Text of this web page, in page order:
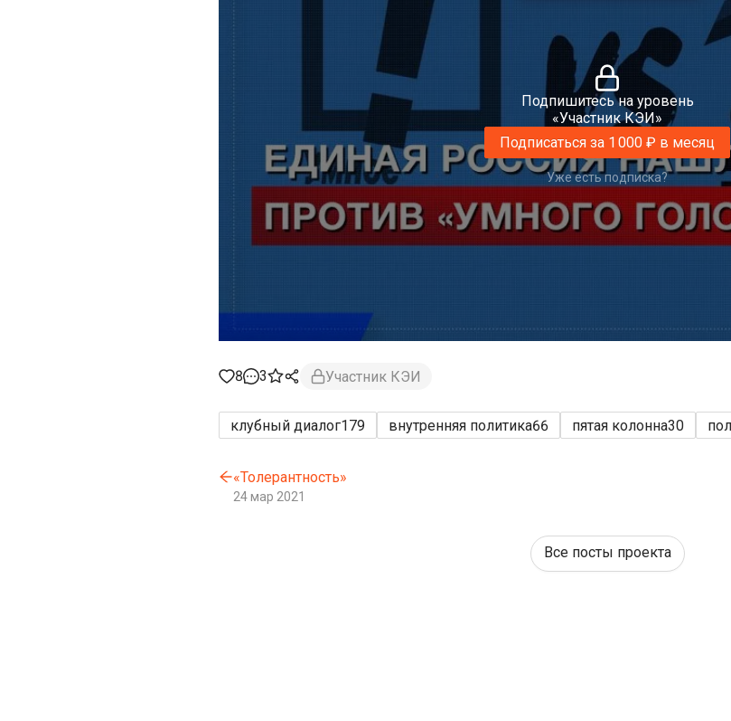
Подпишитесь на уровень
«Участник КЭИ»
Подписаться за 1 000 ₽ в месяц
Уже есть подписка?
8 3 Участник КЭИ
клубный диалог179 внутренняя политика66 пятая колонна30
«Толерантность»
24 мар 2021
Все посты проекта